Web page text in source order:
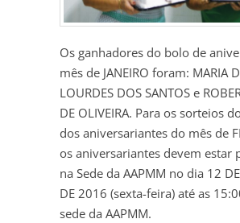
Os ganhadores do bolo de
mês de JANEIRO foram: MARIA
LOURDES DOS SANTOS e
DE OLIVEIRA. Para os sorteios
dos aniversariantes do mês de
os aniversariantes devem estar
na Sede da AAPMM no dia 12 DE
DE 2016 (sexta-feira) até as
sede da AAPMM.